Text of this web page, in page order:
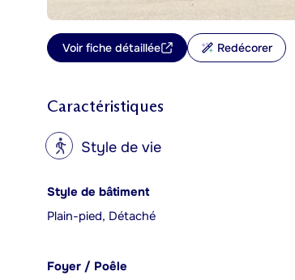
Voir fiche détaillée Redécorer
Caractéristiques
? Style de vie
Style de bâtiment
Plain-pied, Détaché
Foyer / Poêle